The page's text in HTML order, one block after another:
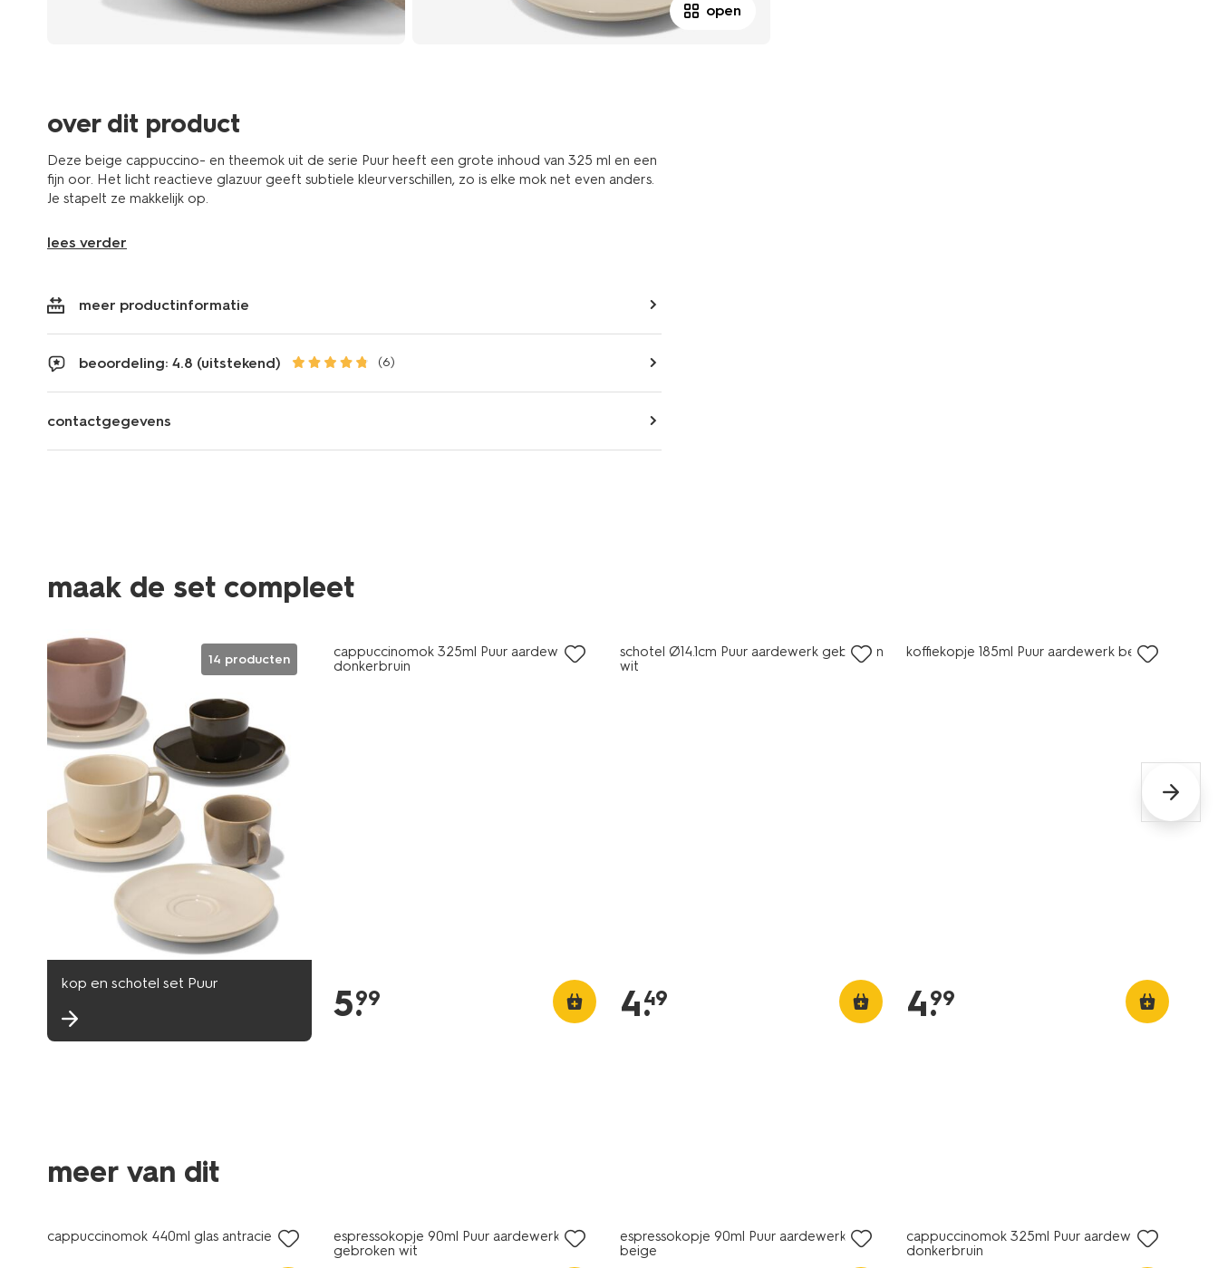
open
over dit product
Deze beige cappuccino- en theemok uit de serie Puur heeft een grote inhoud van 325 ml en een
fijn oor. Het licht reactieve glazuur geeft subtiele kleurverschillen, zo is elke mok net even anders.
Je stapelt ze makkelijk op.
lees verder
meer productinformatie
beoordeling: 4.8 (uitstekend) (6)
contactgegevens
maak de set compleet
14 producten
kop en schotel set Puur
cappuccinomok 325ml Puur aardewerk
donkerbruin
5.
99
schotel Ø14.1cm Puur aardewerk gebroken
wit
4.
49
koffiekopje 185ml Puur aardewerk beige
4.
99
meer van dit
cappuccinomok 440ml glas antraciet
espressokopje 90ml Puur aardewerk
gebroken wit
espressokopje 90ml Puur aardewerk
beige
cappuccinomok 325ml Puur aardewerk
donkerbruin